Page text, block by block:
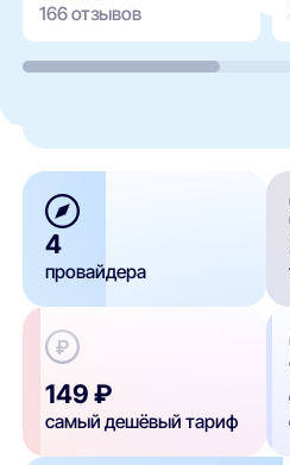
166 отзывов
4
провайдера
149 ₽
самый дешёвый тариф